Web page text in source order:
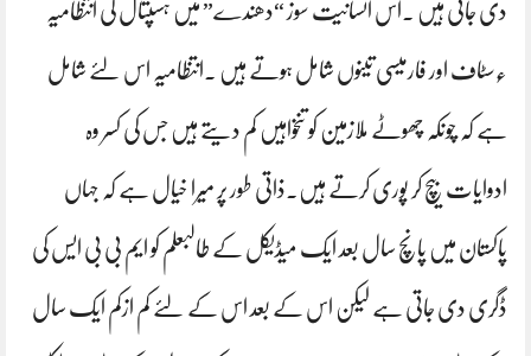
دی جاتی ہیں ۔اس انسانیت سوز “دھندے” میں ہسپتال کی انتظامیہ
٫سٹاف اور فارمیسی تینوں شامل ہوتے ہیں ۔انتظامیہ اس لئے شامل
ہے کہ چونکہ چھوٹے ملازمین کو تنخواہیں کم دیتے ہیں جس کی کسر وہ
ادوایات بیچ کر پوری کرتے ہیں۔ذاتی طور پر میرا خیال ہے کہ جہاں
پاکستان میں پانچ سال بعد ایک میڈیکل کے طالبعلم کو ایم بی بی ایس کی
ڈگری دی جاتی ہے لیکن اس کے بعد اس کے لئے کم ازکم ایک سال